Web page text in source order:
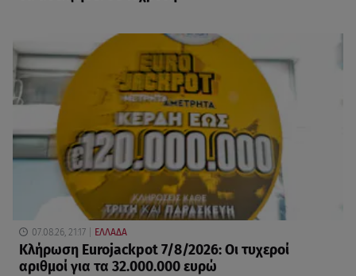
07.08.26, 21:17 ΕΛΛΑΔΑ
Κλήρωση Eurojackpot 7/8/2026: Οι τυχεροί
αριθμοί για τα 32.000.000 ευρώ